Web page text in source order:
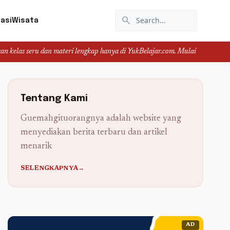
Wisata search
dan materi lengkap hanya di YukBelajar.com. Mulai langkah suksesmu
Tentang Kami
Guemahgituorangnya adalah website yang
menyediakan berita terbaru dan artikel
menarik
SELENGKAPNYA→
AD